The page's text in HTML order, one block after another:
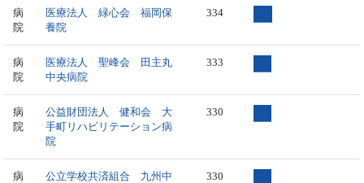
病
院
医療法人 緑心会 福岡保
養院
334
病
院
医療法人 聖峰会 田主丸
中央病院
333
病
院
公益財団法人 健和会 大
手町リハビリテーション病
院
330
病
公立学校共済組合 九州中
330